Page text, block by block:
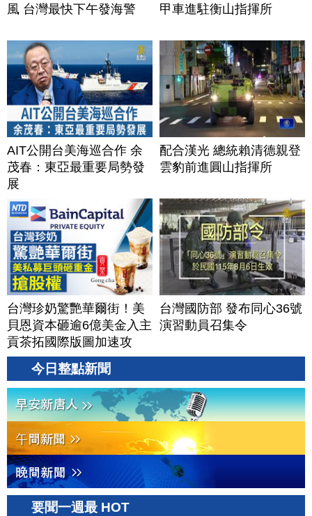
風 台灣最快下午發海警
甲車進駐衡山指揮所
AIT公開台美海巡合作 余
茂春：東亞最重要局勢發
展
配合漢光 總統賴清德親登
雲豹前進圓山指揮所
台灣珍奶驚艷華爾街！美
貝恩資本砸逾6億美金入主
貢茶拓國際版圖加速攻
美？｜#財經新聞｜
20260806(四)
台灣國防部 發布同心36號
演習動員召集令
今日整點新聞
要聞一週最 HOT